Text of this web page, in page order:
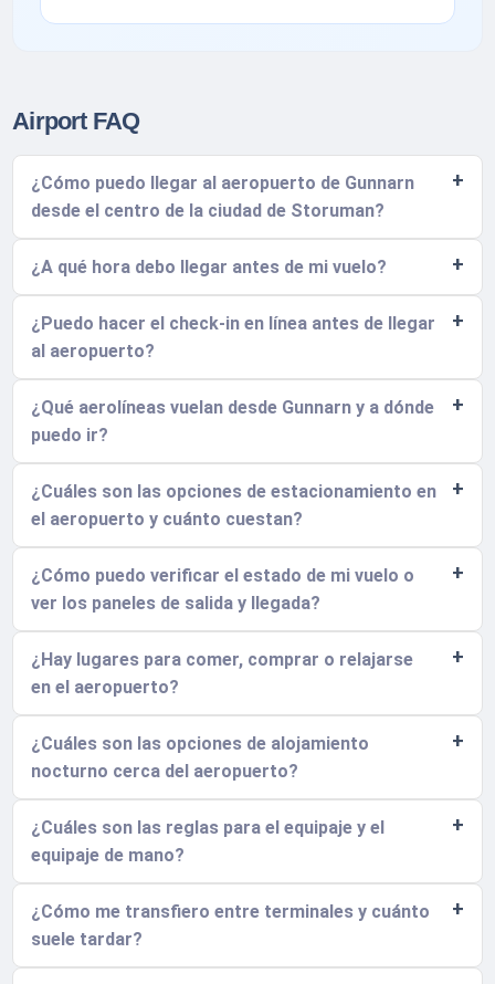
Airport FAQ
¿Cómo puedo llegar al aeropuerto de Gunnarn
desde el centro de la ciudad de Storuman?
¿A qué hora debo llegar antes de mi vuelo?
¿Puedo hacer el check-in en línea antes de llegar
al aeropuerto?
¿Qué aerolíneas vuelan desde Gunnarn y a dónde
puedo ir?
¿Cuáles son las opciones de estacionamiento en
el aeropuerto y cuánto cuestan?
¿Cómo puedo verificar el estado de mi vuelo o
ver los paneles de salida y llegada?
¿Hay lugares para comer, comprar o relajarse
en el aeropuerto?
¿Cuáles son las opciones de alojamiento
nocturno cerca del aeropuerto?
¿Cuáles son las reglas para el equipaje y el
equipaje de mano?
¿Cómo me transfiero entre terminales y cuánto
suele tardar?